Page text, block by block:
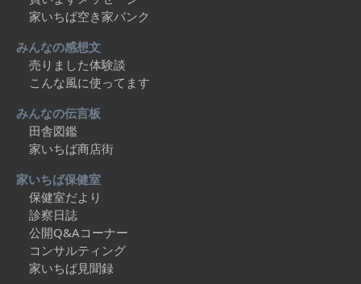
家いちば空き家バンク
みんなの感想文
売りました体験談
こんな風に使ってます
みんなの伝言板
田舎図鑑
家いちば商店街
家いちば保健室
保健室だより
診察日誌
公開Q&Aコーナー
コンサルティング
家いちば見聞録